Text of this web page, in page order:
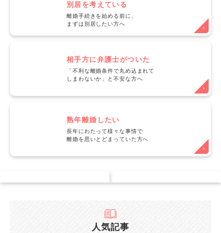
別居を考えている
離婚手続きを始める前に、
まずは別居したい方へ
相手方に弁護士がついた
「不利な離婚条件で丸め込まれて
しまわないか」と不安な方へ
熟年離婚したい
長年にわたって様々な事情で
離婚を思いとどまっていた方へ
人気記事